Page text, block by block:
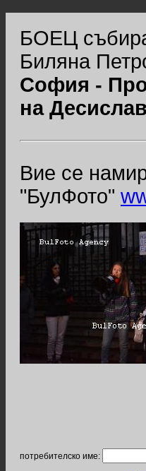
БОЕЦ
Биляна
София -
на
Вие се
"БулФото"
потребителско име: